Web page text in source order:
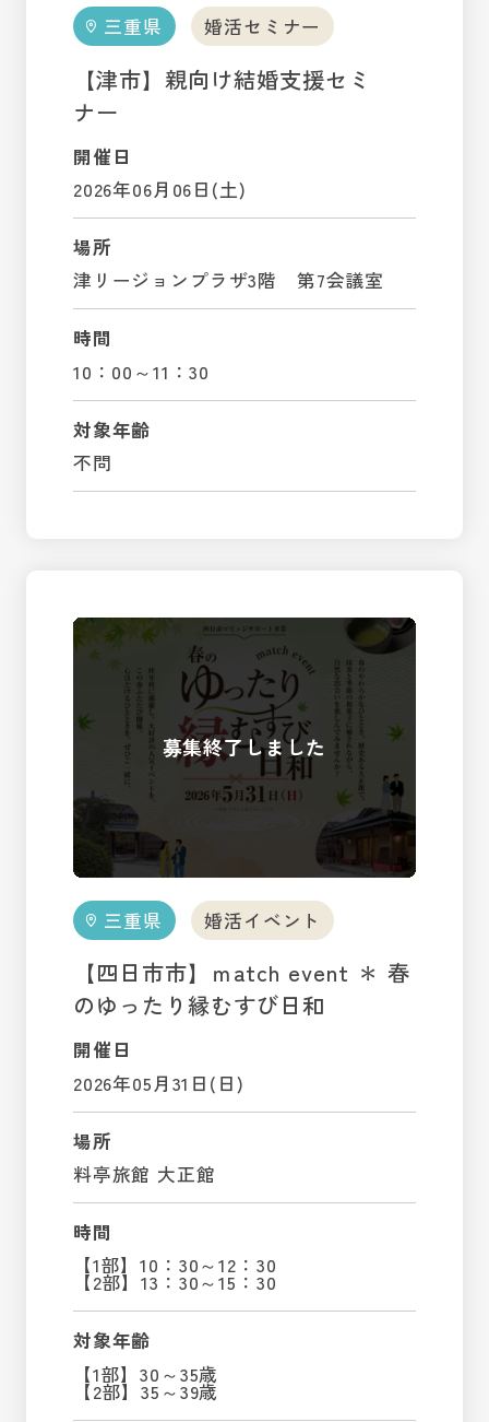
三重県 婚活セミナー
【津市】親向け結婚支援セミ
ナー
開催日
2026年06月06日(土)
場所
津リージョンプラザ3階 第7会議室
時間
10：00～11：30
対象年齢
不問
三重県 婚活イベント
【四日市市】ｍatch event ＊ 春
のゆったり縁むすび日和
開催日
2026年05月31日(日)
場所
料亭旅館 大正館
時間
【1部】10：30～12：30
【2部】13：30～15：30
対象年齢
【1部】30～35歳
【2部】35～39歳